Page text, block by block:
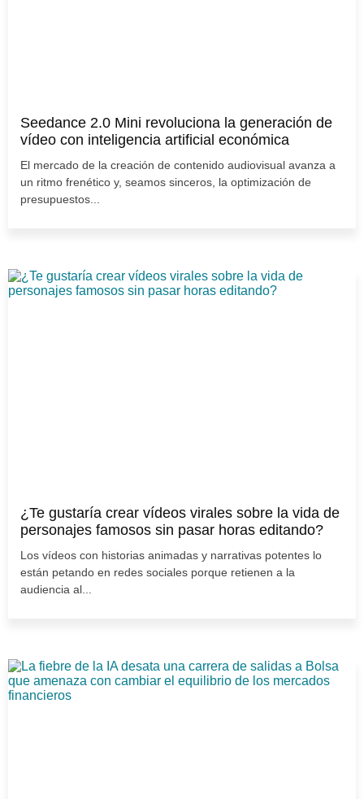
Seedance 2.0 Mini revoluciona la generación de
vídeo con inteligencia artificial económica
El mercado de la creación de contenido audiovisual avanza a
un ritmo frenético y, seamos sinceros, la optimización de
presupuestos...
¿Te gustaría crear vídeos virales sobre la vida de
personajes famosos sin pasar horas editando?
Los vídeos con historias animadas y narrativas potentes lo
están petando en redes sociales porque retienen a la
audiencia al...